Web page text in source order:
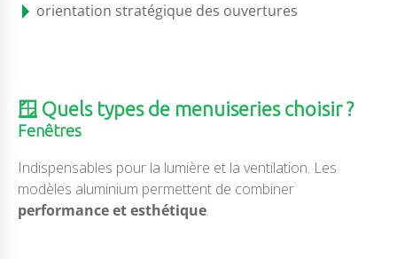
orientation stratégique des ouvertures
🪟 Quels types de menuiseries choisir ?
Fenêtres
Indispensables pour la lumière et la ventilation. Les
modèles aluminium permettent de combiner
performance et esthétique.